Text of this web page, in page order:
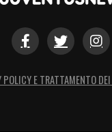
POLICY E TRATTAMENTO